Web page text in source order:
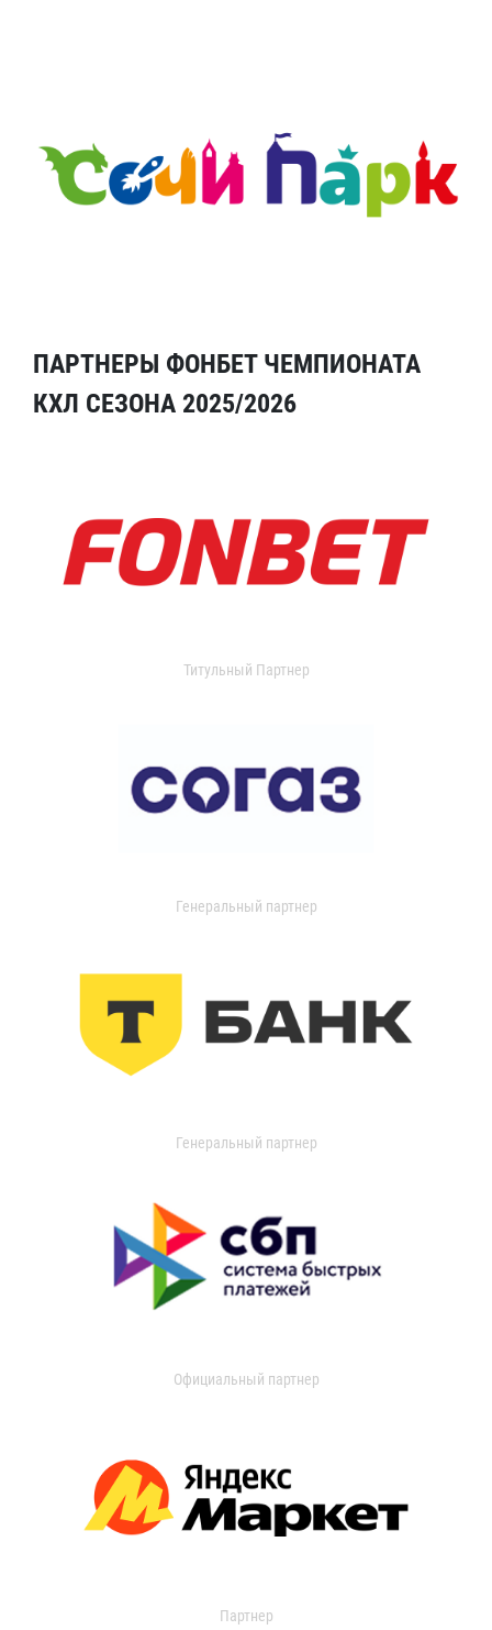
ПАРТНЕРЫ ФОНБЕТ ЧЕМПИОНАТА
КХЛ СЕЗОНА 2025/2026
Титульный Партнер
Генеральный партнер
Генеральный партнер
Официальный партнер
Партнер